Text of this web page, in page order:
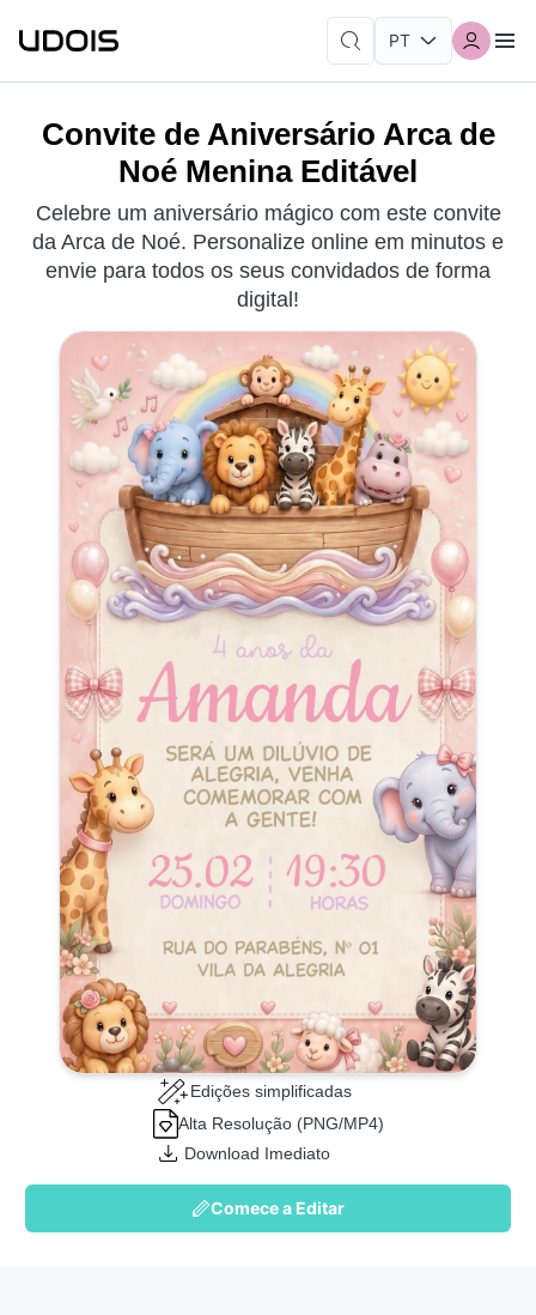
Convite de Aniversário Arca de
Noé Menina Editável
Celebre um aniversário mágico com este convite
da Arca de Noé. Personalize online em minutos e
envie para todos os seus convidados de forma
digital!
Edições simplificadas
Alta Resolução (PNG/MP4)
Download Imediato
Comece a Editar